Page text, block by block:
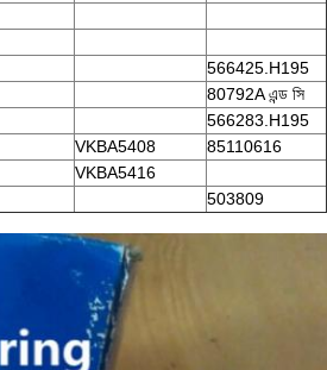
566425.H195
80792A এন্ড সি
566283.H195
VKBA5408
85110616
VKBA5416
503809